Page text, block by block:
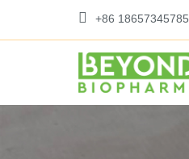
+86 18657345785